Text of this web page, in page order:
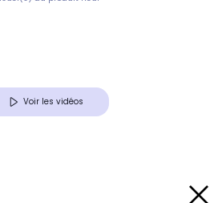
Voir les vidéos